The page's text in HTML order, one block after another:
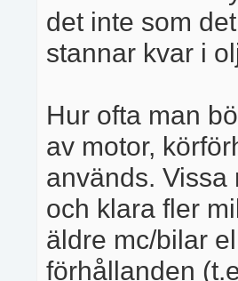
det inte som
stannar kvar i
Hur ofta man
av motor,
används.
och klara fler
äldre mc/bilar
förhållanden